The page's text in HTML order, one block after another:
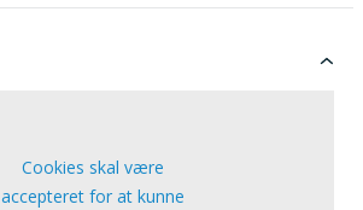
Cookies skal være
accepteret for at kunne